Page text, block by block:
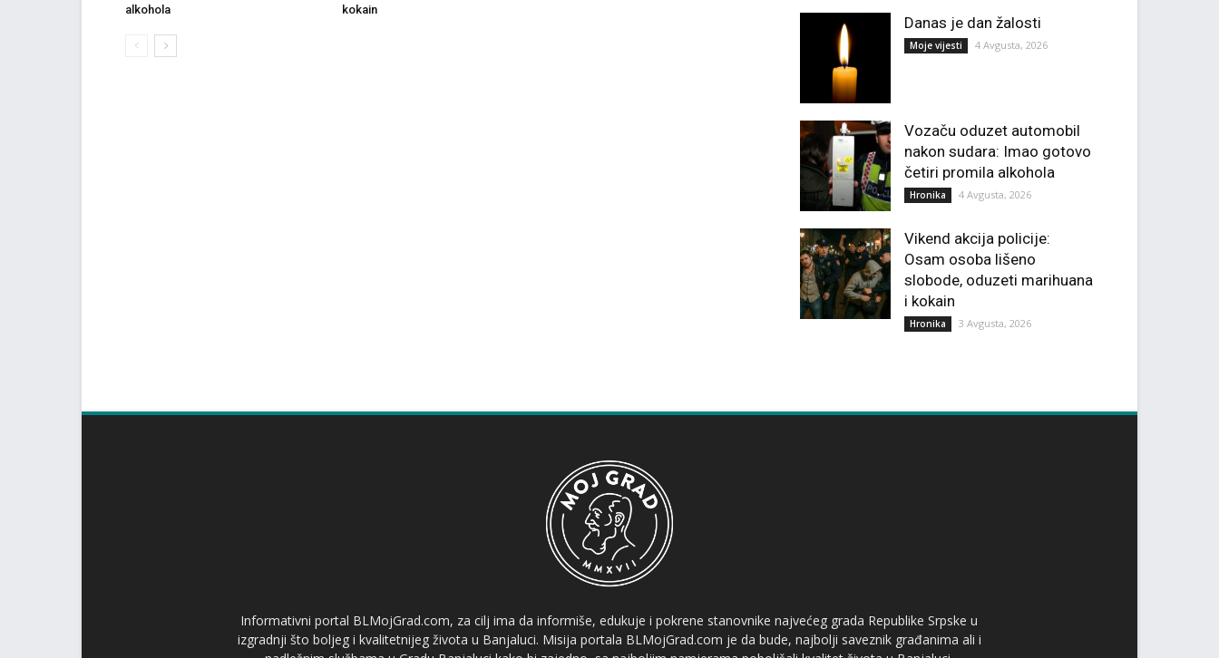
alkohola
kokain
Danas je dan žalosti
Moje vijesti 4 Avgusta, 2026
Vozaču oduzet automobil
nakon sudara: Imao gotovo
četiri promila alkohola
Hronika 4 Avgusta, 2026
Vikend akcija policije:
Osam osoba lišeno
slobode, oduzeti marihuana
i kokain
Hronika 3 Avgusta, 2026
Informativni portal BLMojGrad.com, za cilj ima da informiše, edukuje i pokrene stanovnike najvećeg grada Republike Srpske u
izgradnji što boljeg i kvalitetnijeg života u Banjaluci. Misija portala BLMojGrad.com je da bude, najbolji saveznik građanima ali i